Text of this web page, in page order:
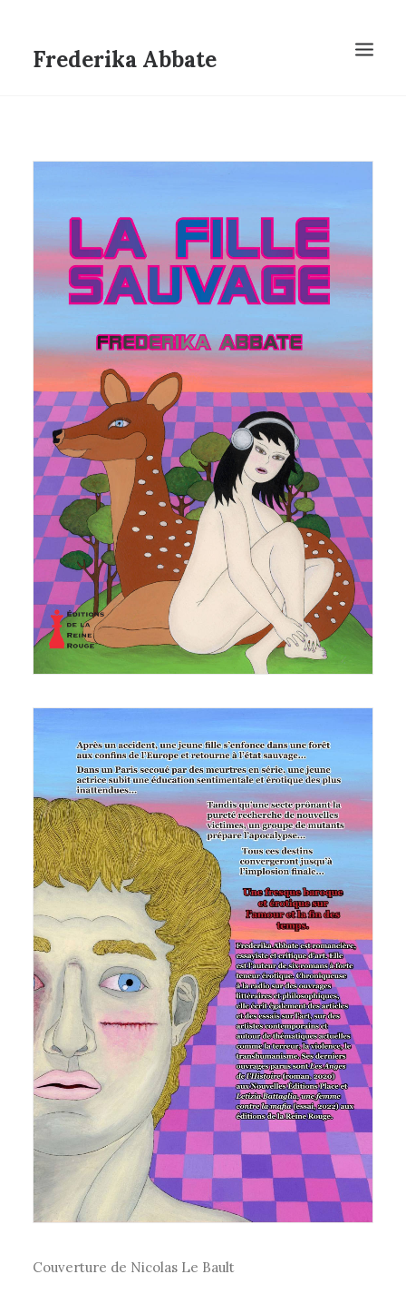
Frederika Abbate
Couverture de Nicolas Le Bault